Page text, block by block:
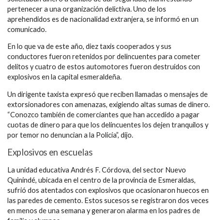
pertenecer a una organización delictiva. Uno de los
aprehendidos es de nacionalidad extranjera, se informó en un
comunicado.
En lo que va de este año, diez taxis cooperados y sus
conductores fueron retenidos por delincuentes para cometer
delitos y cuatro de estos automotores fueron destruidos con
explosivos en la capital esmeraldeña.
Un dirigente taxista expresó que reciben llamadas o mensajes de
extorsionadores con amenazas, exigiendo altas sumas de dinero.
“Conozco también de comerciantes que han accedido a pagar
cuotas de dinero para que los delincuentes los dejen tranquilos y
por temor no denuncian a la Policía”, dijo.
Explosivos en escuelas
La unidad educativa Andrés F. Córdova, del sector Nuevo
Quinindé, ubicada en el centro de la provincia de Esmeraldas,
sufrió dos atentados con explosivos que ocasionaron huecos en
las paredes de cemento. Estos sucesos se registraron dos veces
en menos de una semana y generaron alarma en los padres de